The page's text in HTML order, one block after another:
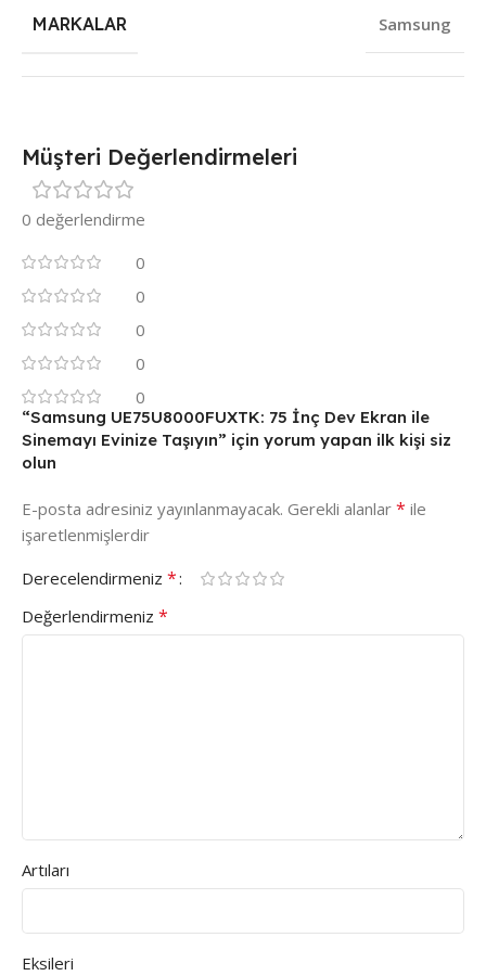
MARKALAR Samsung
Müşteri Değerlendirmeleri
0 değerlendirme
0
0
0
0
0
“Samsung UE75U8000FUXTK: 75 İnç Dev Ekran ile
Sinemayı Evinize Taşıyın” için yorum yapan ilk kişi siz
olun
E-posta adresiniz yayınlanmayacak. Gerekli alanlar * ile
işaretlenmişlerdir
Derecelendirmeniz *
Değerlendirmeniz *
Artıları
Eksileri